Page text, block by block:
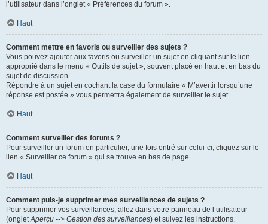
l’utilisateur dans l’onglet « Préférences du forum ».
Haut
Comment mettre en favoris ou surveiller des sujets ?
Vous pouvez ajouter aux favoris ou surveiller un sujet en cliquant sur le lien
approprié dans le menu « Outils de sujet », souvent placé en haut et en bas du
sujet de discussion.
Répondre à un sujet en cochant la case du formulaire « M’avertir lorsqu’une
réponse est postée » vous permettra également de surveiller le sujet.
Haut
Comment surveiller des forums ?
Pour surveiller un forum en particulier, une fois entré sur celui-ci, cliquez sur le
lien « Surveiller ce forum » qui se trouve en bas de page.
Haut
Comment puis-je supprimer mes surveillances de sujets ?
Pour supprimer vos surveillances, allez dans votre panneau de l’utilisateur
(ongletAperçu --> Gestion des surveillances) et suivez les instructions.